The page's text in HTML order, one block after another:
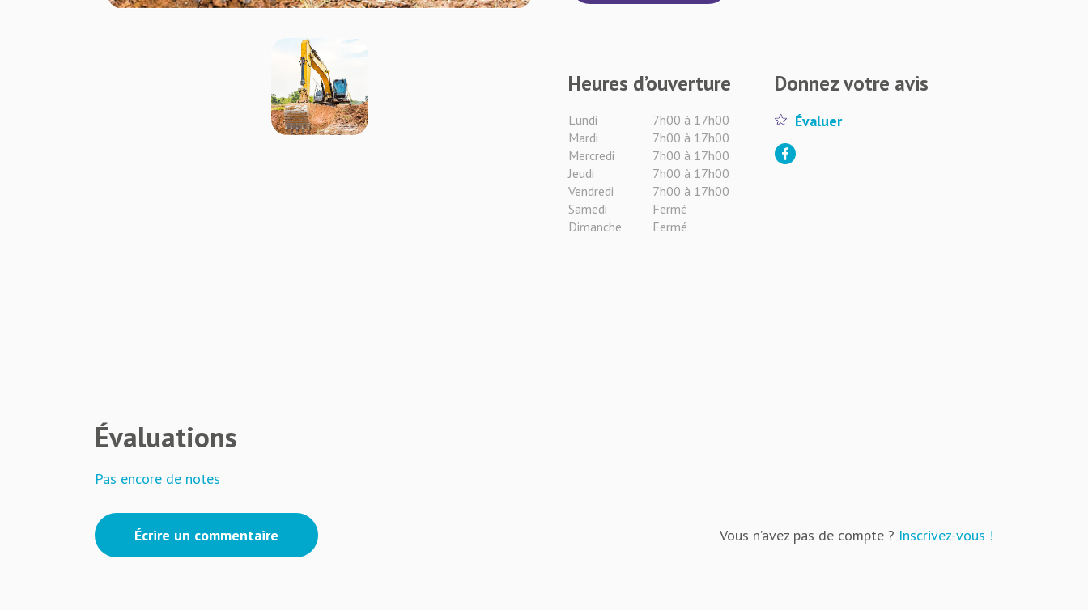
Heures d’ouverture
Lundi
7h00 à 17h00
Mardi
7h00 à 17h00
Mercredi
7h00 à 17h00
Jeudi
7h00 à 17h00
Vendredi
7h00 à 17h00
Samedi
Fermé
Dimanche
Fermé
Donnez votre avis
Évaluer
Évaluations
Pas encore de notes
Écrire un commentaire Vous n’avez pas de compte ? Inscrivez-vous !